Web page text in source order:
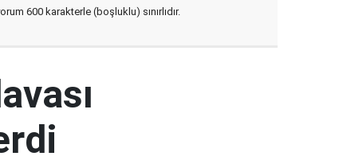
600 karakterle (boşluklu) sınırlıdır.